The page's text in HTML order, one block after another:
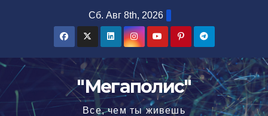
Сб. Авг 8th, 2026
"Мегаполис"
Все, чем ты живешь